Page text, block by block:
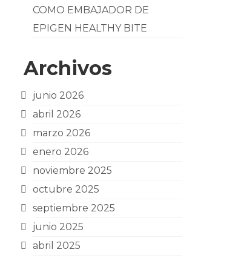
COMO EMBAJADOR DE
EPIGEN HEALTHY BITE
Archivos
junio 2026
abril 2026
marzo 2026
enero 2026
noviembre 2025
octubre 2025
septiembre 2025
junio 2025
abril 2025